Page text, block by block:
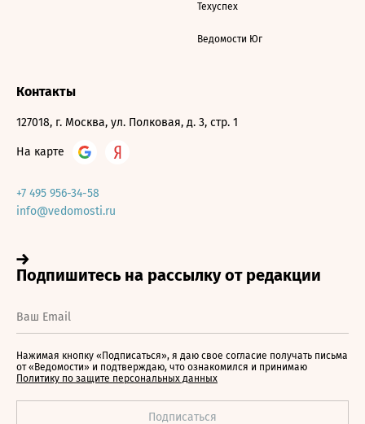
Техуспех
Ведомости Юг
Контакты
127018, г. Москва, ул. Полковая, д. 3, стр. 1
На карте
+7 495 956-34-58
info@vedomosti.ru
Нажимая кнопку «Подписаться», я даю свое согласие получать письма
от «Ведомости» и подтверждаю, что ознакомился и принимаю
Политику по защите персональных данных